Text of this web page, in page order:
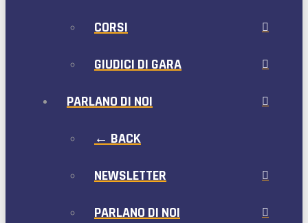
CORSI
GIUDICI DI GARA
PARLANO DI NOI
← BACK
NEWSLETTER
PARLANO DI NOI